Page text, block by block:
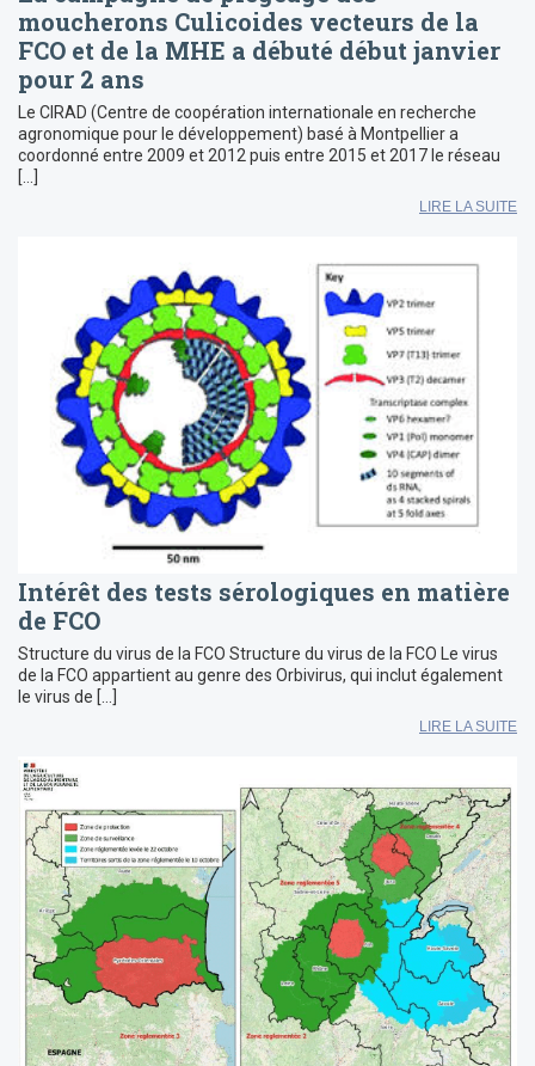
moucherons Culicoides vecteurs de la
FCO et de la MHE a débuté début janvier
pour 2 ans
Le CIRAD (Centre de coopération internationale en recherche
agronomique pour le développement) basé à Montpellier a
coordonné entre 2009 et 2012 puis entre 2015 et 2017 le réseau
[…]
LIRE LA SUITE
Intérêt des tests sérologiques en matière
de FCO
Structure du virus de la FCO Structure du virus de la FCO Le virus
de la FCO appartient au genre des Orbivirus, qui inclut également
le virus de […]
LIRE LA SUITE